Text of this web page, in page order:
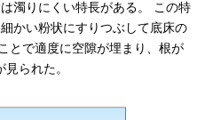
濁りにくい特長がある。 この特
かい粉状にすりつぶして底床の
とで適度に空隙が埋まり、根が
られた。